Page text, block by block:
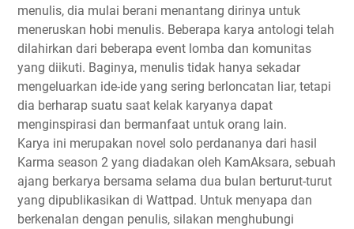
menulis, dia mulai berani menantang dirinya untuk
meneruskan hobi menulis. Beberapa karya antologi telah
dilahirkan dari beberapa event lomba dan komunitas
yang diikuti. Baginya, menulis tidak hanya sekadar
mengeluarkan ide-ide yang sering berloncatan liar, tetapi
dia berharap suatu saat kelak karyanya dapat
menginspirasi dan bermanfaat untuk orang lain.
Karya ini merupakan novel solo perdananya dari hasil
Karma season 2 yang diadakan oleh KamAksara, sebuah
ajang berkarya bersama selama dua bulan berturut-turut
yang dipublikasikan di Wattpad. Untuk menyapa dan
berkenalan dengan penulis, silakan menghubungi